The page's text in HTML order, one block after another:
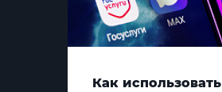
Как использовать